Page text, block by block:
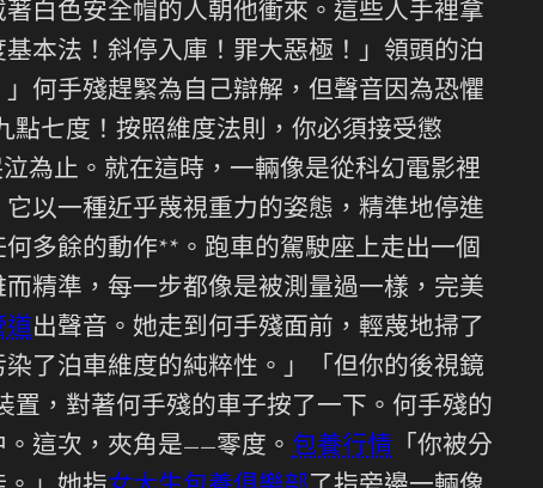
白色安全帽的人朝他衝來。這些人手裡拿
本法！斜停入庫！罪大惡極！」領頭的泊
何手殘趕緊為自己辯解，但聲音因為恐懼
七度！按照維度法則，你必須接受懲
為止。就在這時，一輛像是從科幻電影裡
以一種近乎蔑視重力的姿態，精準地停進
多餘的動作**。跑車的駕駛座上走出一個
精準，每一步都像是被測量過一樣，完美
道出聲音。她走到何手殘面前，輕蔑地掃了
了泊車維度的純粹性。」「但你的後視鏡
，對著何手殘的車子按了一下。何手殘的
這次，夾角是——零度。 包養行情 「你被分